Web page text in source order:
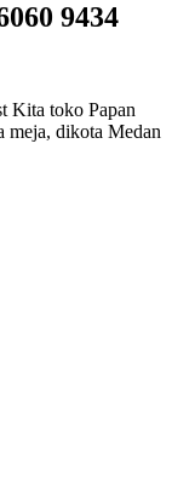
9434
Kita toko Papan
meja, dikota Medan